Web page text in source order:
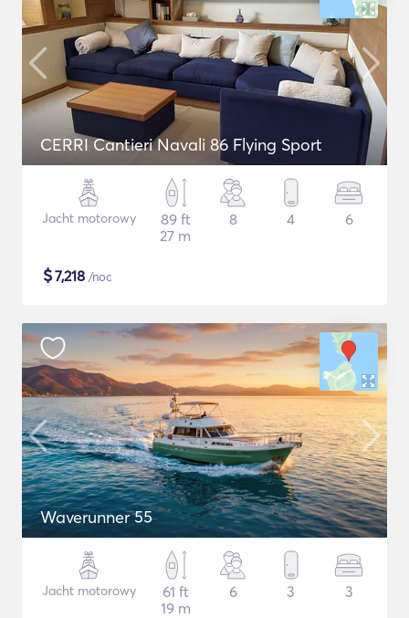
CERRI Cantieri Navali 86 Flying Sport
Jacht motorowy
89 ft
27 m
8 4 6
$7,218 /noc
Waverunner 55
Jacht motorowy
61 ft
19 m
6 3 3